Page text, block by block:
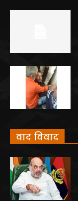
वाद विवाद